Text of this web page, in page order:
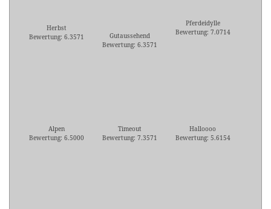
Herbst
Bewertung: 6.3571
Gutaussehend
Bewertung: 6.3571
Pferdeidylle
Bewertung: 7.0714
Alpen
Bewertung: 6.5000
Timeout
Bewertung: 7.3571
Halloooo
Bewertung: 5.6154